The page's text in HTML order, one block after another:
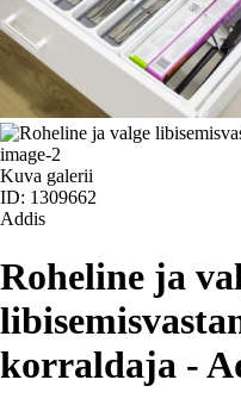
Kuva galerii
ID: 1309662
Addis
Roheline ja
korraldaja -